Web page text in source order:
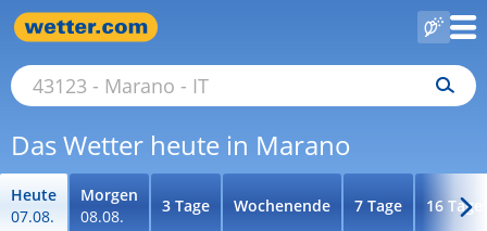
Das Wetter heute in Marano
Heute
07.08.
Morgen
08.08.
3 Tage Wochenende 7 Tage 16 Tage